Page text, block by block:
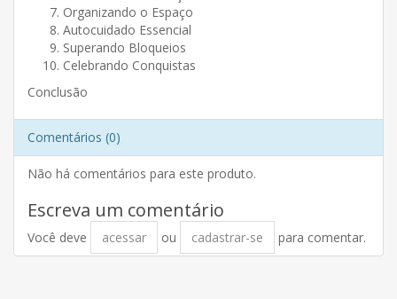
Organizando o Espaço
Autocuidado Essencial
Superando Bloqueios
Celebrando Conquistas
Conclusão
Comentários (0)
Não há comentários para este produto.
Escreva um comentário
Você deve acessar ou cadastrar-se para comentar.